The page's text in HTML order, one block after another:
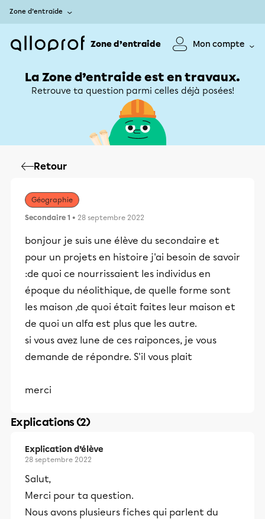
Zone d’entraide
Zone d’entraide Mon compte
La Zone d’entraide est en travaux.
Retrouve ta question parmi celles déjà posées!
Retour
Géographie
Secondaire 1 • 28 septembre 2022
bonjour je suis une élève du secondaire et
pour un projets en histoire j'ai besoin de savoir
:de quoi ce nourrissaient les individus en
époque du néolithique, de quelle forme sont
les maison ,de quoi était faites leur maison et
de quoi un alfa est plus que les autre.
si vous avez lune de ces raiponces, je vous
demande de répondre. S'il vous plait
merci
Explications (2)
Explication d’élève
28 septembre 2022
Salut,
Merci pour ta question.
Nous avons plusieurs fiches qui parlent du